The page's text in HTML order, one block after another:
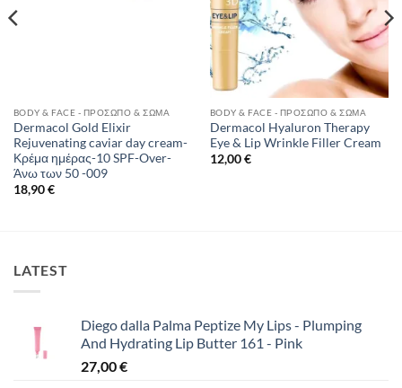
BODY & FACE - ΠΡΌΣΩΠΟ & ΣΏΜΑ
Dermacol Gold Elixir
Rejuvenating caviar day cream-
Κρέμα ημέρας-10 SPF-Over-
Άνω των 50 -009
18,90€
BODY & FACE - ΠΡΌΣΩΠΟ & ΣΏΜΑ
Dermacol Hyaluron Therapy
Eye & Lip Wrinkle Filler Cream
12,00€
LATEST
Diego dalla Palma Peptize My Lips - Plumping
And Hydrating Lip Butter 161 - Pink
27,00€